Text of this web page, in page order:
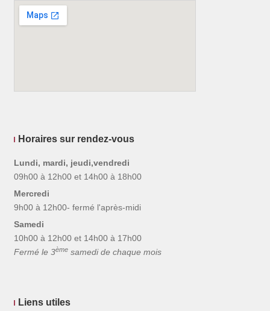
Horaires sur rendez-vous
Lundi, mardi, jeudi,vendredi
09h00 à 12h00 et 14h00 à 18h00
Mercredi
9h00 à 12h00- fermé l'après-midi
Samedi
10h00 à 12h00 et 14h00 à 17h00
Fermé le 3èmesamedi de chaque mois
Liens utiles